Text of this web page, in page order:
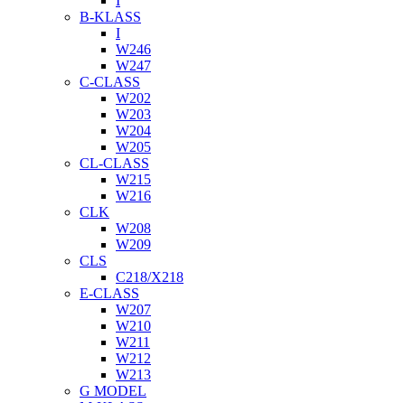
B-KLASS
I
W246
W247
C-CLASS
W202
W203
W204
W205
CL-CLASS
W215
W216
CLK
W208
W209
CLS
C218/X218
E-CLASS
W207
W210
W211
W212
W213
G MODEL